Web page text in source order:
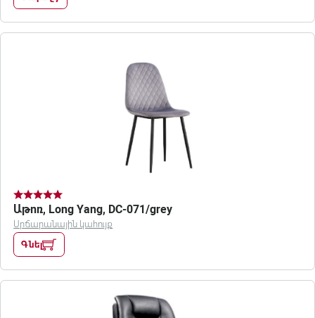
Աթոռ, Long Yang, DC-071/grey
Սրճարանային կահույք
Գնել